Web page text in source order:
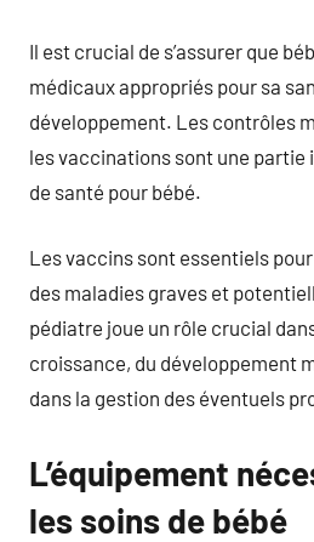
Il est crucial de s’assurer que
médicaux appropriés pour sa
développement. Les contrôles
les vaccinations sont une partie
de santé pour bébé.
Les vaccins sont essentiels
des maladies graves et
pédiatre joue un rôle crucial
croissance, du développement
dans la gestion des éventuels
L’équipement
les soins de bébé